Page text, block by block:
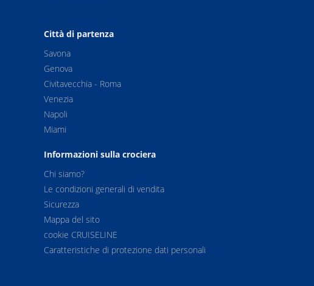
Città di partenza
Savona
Genova
Civitavecchia - Roma
Venezia
Napoli
Miami
Informazioni sulla crociera
Chi siamo?
Le condizioni generali di vendita
Sicurezza
Mappa del sito
cookie CRUISELINE
Caratteristiche di protezione dati personali